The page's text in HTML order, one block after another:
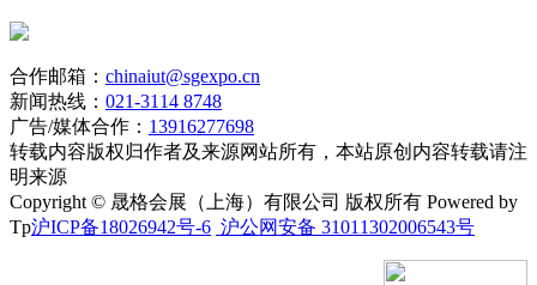
合作邮箱： chinaiut@sgexpo.cn
新闻热线： 021-3114 8748
广告/媒体合作： 13916277698
转载内容版权归作者及来源网站所有，本站原创内容转载请注
明来源
Copyright © 晟格会展（上海）有限公司 版权所有 Powered by
Tp沪ICP备18026942号-6 沪公网安备 31011302006543号